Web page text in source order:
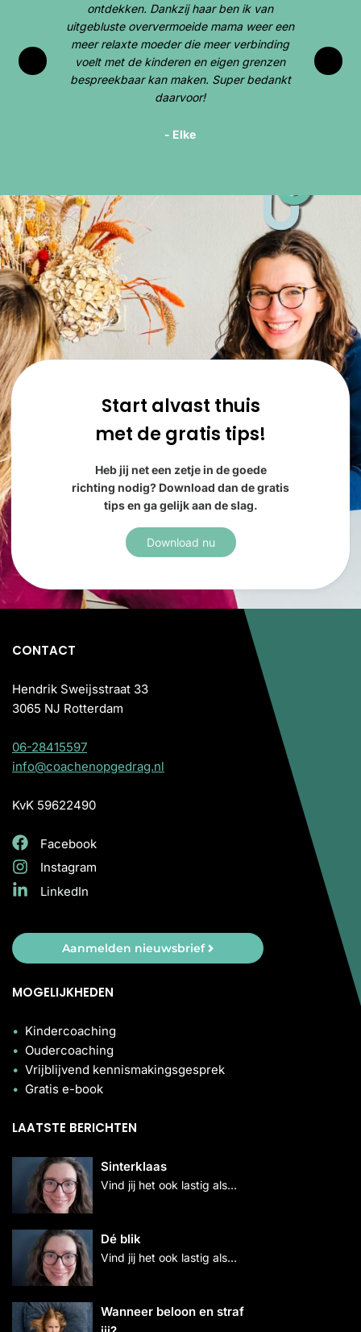
ontdekken. Dankzij haar ben ik van
uitgebluste oververmoeide mama weer een
meer relaxte moeder die meer verbinding
voelt met de kinderen en eigen grenzen
bespreekbaar kan maken. Super bedankt
daarvoor!
- Elke
Start alvast thuis
met de gratis tips!
Heb jij net een zetje in de goede
richting nodig? Download dan de gratis
tips en ga gelijk aan de slag.
Download nu
CONTACT
Hendrik Sweijsstraat 33
3065 NJ Rotterdam
06-28415597
info@coachenopgedrag.nl
KvK 59622490
Facebook
Instagram
LinkedIn
Aanmelden nieuwsbrief
MOGELIJKHEDEN
Kindercoaching
Oudercoaching
Vrijblijvend kennismakingsgesprek
Gratis e-book
LAATSTE BERICHTEN
Sinterklaas
Vind jij het ook lastig als…
Dé blik
Vind jij het ook lastig als…
Wanneer beloon en straf